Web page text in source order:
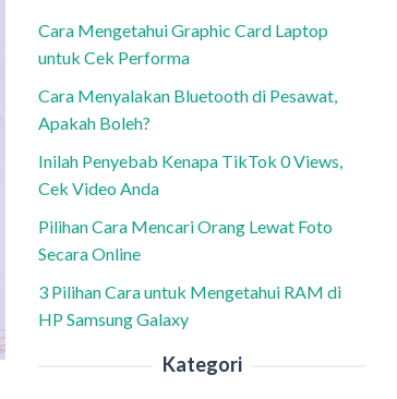
Cara Mengetahui Graphic Card Laptop
untuk Cek Performa
Cara Menyalakan Bluetooth di Pesawat,
Apakah Boleh?
Inilah Penyebab Kenapa TikTok 0 Views,
Cek Video Anda
Pilihan Cara Mencari Orang Lewat Foto
Secara Online
3 Pilihan Cara untuk Mengetahui RAM di
HP Samsung Galaxy
Kategori